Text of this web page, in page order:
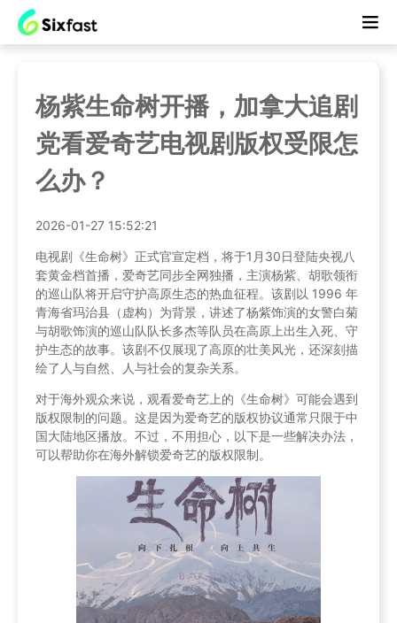
杨紫生命树开播，加拿大追剧
党看爱奇艺电视剧版权受限怎
么办？
2026-01-27 15:52:21
电视剧《生命树》正式官宣定档，将于1月30日登陆央视八
套黄金档首播，爱奇艺同步全网独播，主演杨紫、胡歌领衔
的巡山队将开启守护高原生态的热血征程。该剧以 1996 年
青海省玛治县（虚构）为背景，讲述了杨紫饰演的女警白菊
与胡歌饰演的巡山队队长多杰等队员在高原上出生入死、守
护生态的故事。该剧不仅展现了高原的壮美风光，还深刻描
绘了人与自然、人与社会的复杂关系。
对于海外观众来说，观看爱奇艺上的《生命树》可能会遇到
版权限制的问题。这是因为爱奇艺的版权协议通常只限于中
国大陆地区播放。不过，不用担心，以下是一些解决办法，
可以帮助你在海外解锁爱奇艺的版权限制。